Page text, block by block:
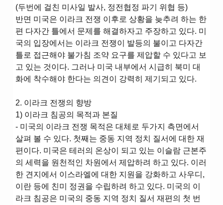
(두번에 걸친 미사일 발사, 정전협정 파기 위협 등)
반면 미국은 이라크 전쟁 이후로 상황을 늦추려 하는 한
편 다자간 틀에서 문제를 해결하자고 주장하고 있다. 미
국의 입장에서는 이라크 전쟁이 발등의 불이고 다자간
틀로 접근해야 불가침 조약 요구를 제압할 수 있다고 보
고 있는 것이다. 그러나 미국 내부에서 시급히 북미 대
화에 착수해야 한다는 의견이 강력히 제기되고 있다.
2. 이라크 전쟁의 향방
1) 이라크 침공의 목적과 본질
- 미국의 이라크 전쟁 목적은 대체로 두가지 측면에서
살펴 볼 수 있다. 첫째는 중동 지역 정치 질서에 대한 재
편이다. 미국은 테러의 온상이 되고 있는 이슬람 근본주
의 세력을 원천적인 차원에서 제압하려 하고 있다. 이러
한 견지에서 이스라엘에 대한 지원을 강화하고 사우디,
이란 등에 친미 정권을 수립하려 하고 있다. 미국의 이
라크 침공은 미국의 중동 지역 정치 질서 재편의 첫 번